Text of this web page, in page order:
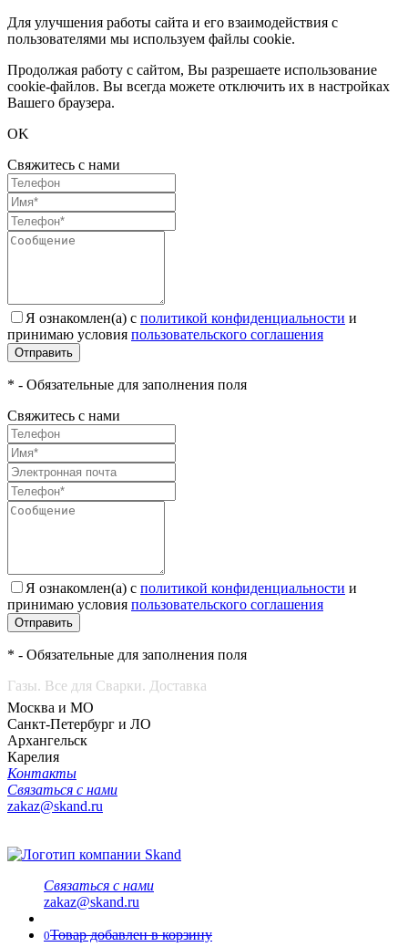
Для улучшения работы сайта и его взаимодействия с
пользователями мы используем файлы cookie.
Продолжая работу с сайтом, Вы разрешаете использование
cookie-файлов. Вы всегда можете отключить их в настройках
Вашего браузера.
OK
Свяжитесь с нами
Я ознакомлен(а) с политикой конфиденциальности и
принимаю условия пользовательского соглашения
Отправить
* - Обязательные для заполнения поля
Свяжитесь с нами
Я ознакомлен(а) с политикой конфиденциальности и
принимаю условия пользовательского соглашения
Отправить
* - Обязательные для заполнения поля
Газы. Все для Сварки. Доставка
Москва и МО
Санкт-Петербург и ЛО
Архангельск
Карелия
Контакты
Связаться с нами
zakaz@skand.ru
Связаться с нами
zakaz@skand.ru
0Товар добавлен в корзину